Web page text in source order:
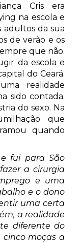
Cris era
na escola e
adultos da sua
de verão e os
que não.
da escola e
do Ceará.
realidade
sido contada.
do sexo. Na
que
quando
e fui para São
a cirurgia
e uma
e o dono
uma certa
a realidade
diferente do
moças a